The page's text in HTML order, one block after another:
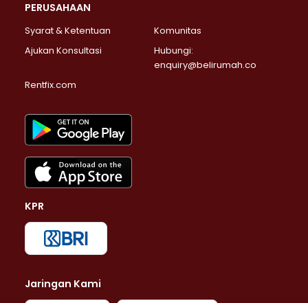
PERUSAHAAN
Syarat & Ketentuan
Komunitas
Ajukan Konsultasi
Hubungi:
enquiry@belirumah.co
Rentfix.com
KPR
Jaringan Kami